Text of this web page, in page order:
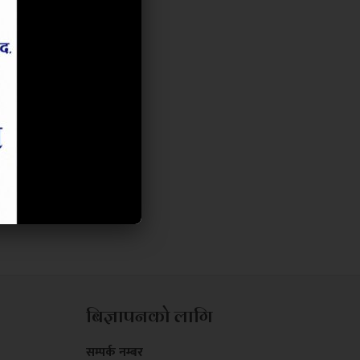
बिज्ञापनको लागि
सम्पर्क नम्बर